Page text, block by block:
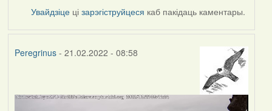
Увайдзіце цізарэгіструйцеся каб пакідаць каментары.
Peregrinus- 21.02.2022 - 08:58